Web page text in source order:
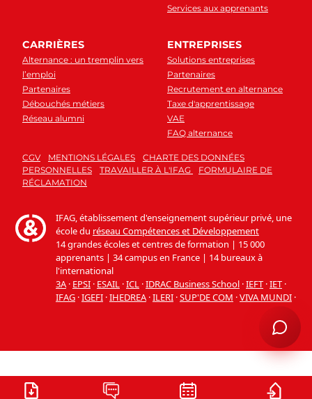
Services aux apprenants
CARRIÈRES
Alternance : un tremplin vers
l’emploi
Partenaires
Débouchés métiers
Réseau alumni
ENTREPRISES
Solutions entreprises
Partenaires
Recrutement en alternance
Taxe d'apprentissage
VAE
FAQ alternance
CGV MENTIONS LÉGALES
CHARTE DES DONNÉES
PERSONNELLES
TRAVAILLER À L'IFAG
FORMULAIRE DE
RÉCLAMATION